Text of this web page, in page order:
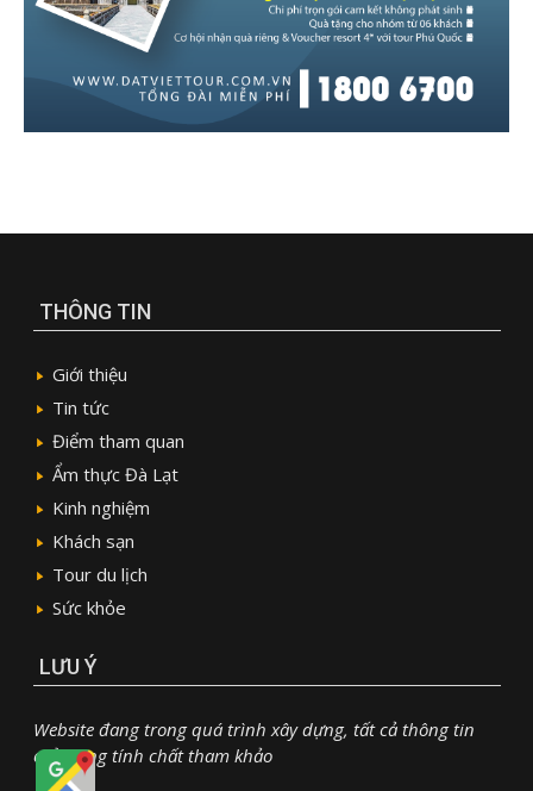
THÔNG TIN
Giới thiệu
Tin tức
Điểm tham quan
Ẩm thực Đà Lạt
Kinh nghiệm
Khách sạn
Tour du lịch
Sức khỏe
LƯU Ý
Website đang trong quá trình xây dựng, tất cả thông tin
chỉ mang tính chất tham khảo